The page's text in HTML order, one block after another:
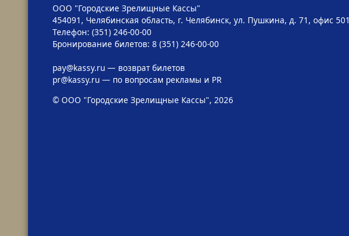
ООО "Городские Зрелищные Кассы"
454091, Челябинская область, г. Челябинск, ул. Пушкина, д. 71, офис 501
Телефон: (351) 246-00-00
Бронирование билетов: 8 (351) 246-00-00
pay@kassy.ru— возврат билетов
pr@kassy.ru— по вопросам рекламы и PR
© ООО "Городские Зрелищные Кассы", 2026